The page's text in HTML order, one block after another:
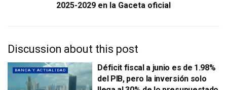
2025-2029 en la Gaceta oficial
Discussion about this post
BANCA Y ACTUALIDAD
Déficit fiscal a junio es de 1.98%
del PIB, pero la inversión solo